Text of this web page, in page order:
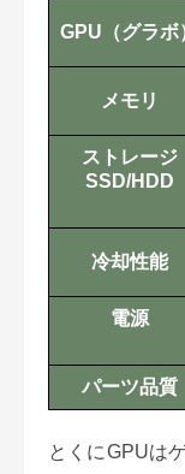
GPU（グラボ
メモリ
ストレージ
SSD/HDD
冷却性能
電源
パーツ品質
とくにGPUは